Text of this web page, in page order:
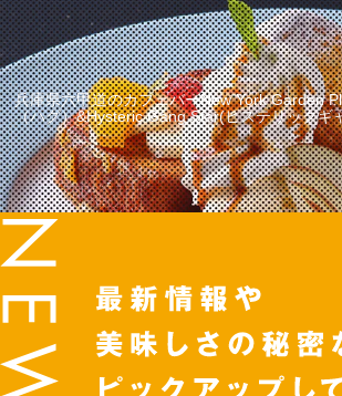
兵庫県六甲道のカフェバーNew York Garden
（ハグ）&Hysteric Gang Star(ヒステリックギ